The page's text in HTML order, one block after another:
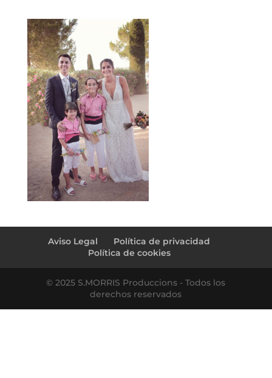
Aviso Legal
Política de privacidad
Política de cookies
© 2025 S.MORRIS Produccions - Todos los
derechos reservados